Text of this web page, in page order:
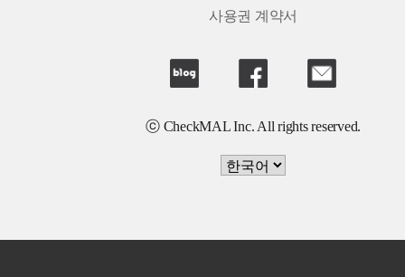
사용권 계약서
ⓒ CheckMAL Inc. All rights reserved.